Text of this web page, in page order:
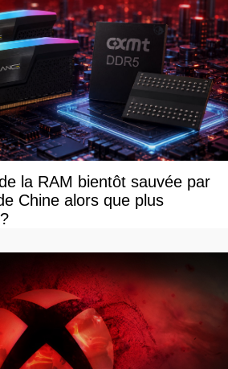
la RAM bientôt sauvée par
Chine alors que plus